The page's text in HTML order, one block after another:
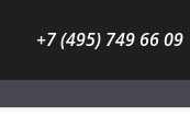
+7 (495) 749 66 09